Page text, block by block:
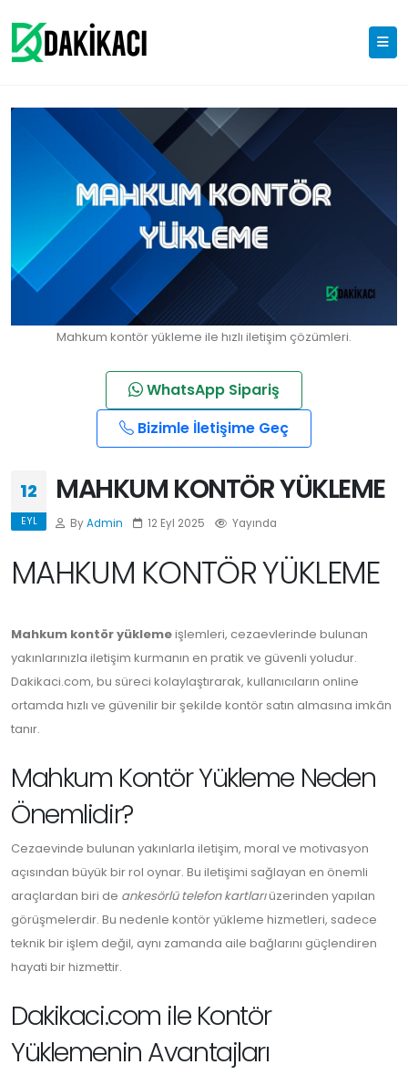
Mahkum kontör yükleme ile hızlı iletişim çözümleri.
WhatsApp Sipariş
Bizimle İletişime Geç
12
EYL
MAHKUM KONTÖR YÜKLEME
ByAdmin 12 Eyl 2025 Yayında
MAHKUM KONTÖR YÜKLEME
Mahkum kontör yüklemeişlemleri, cezaevlerinde bulunan
yakınlarınızla iletişim kurmanın en pratik ve güvenli yoludur.
Dakikaci.com, bu süreci kolaylaştırarak, kullanıcıların online
ortamda hızlı ve güvenilir bir şekilde kontör satın almasına imkân
tanır.
Mahkum Kontör Yükleme Neden
Önemlidir?
Cezaevinde bulunan yakınlarla iletişim, moral ve motivasyon
açısından büyük bir rol oynar. Bu iletişimi sağlayan en önemli
araçlardan biri de ankesörlü telefon kartlarıüzerinden yapılan
görüşmelerdir. Bu nedenle kontör yükleme hizmetleri, sadece
teknik bir işlem değil, aynı zamanda aile bağlarını güçlendiren
hayati bir hizmettir.
Dakikaci.com ile Kontör
Yüklemenin Avantajları